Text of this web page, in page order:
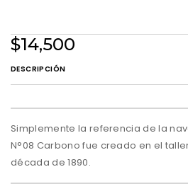
$14,500
DESCRIPCIÓN
Simplemente la referencia de la
N°08 Carbono fue creado en el
década de 1890.